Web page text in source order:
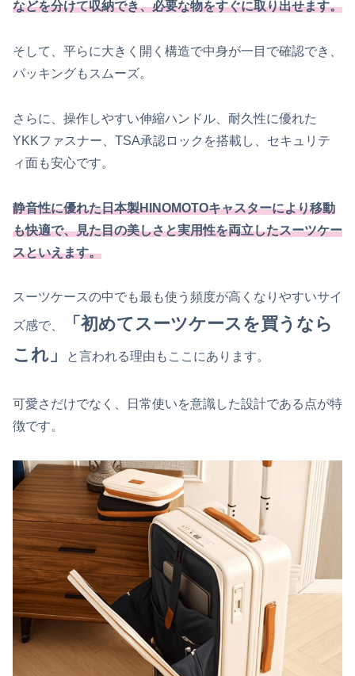
などを分けて収納でき、必要な物をすぐに取り出せます。
そして、平らに大きく開く構造で中身が一目で確認でき、
パッキングもスムーズ。
さらに、操作しやすい伸縮ハンドル、耐久性に優れた
YKKファスナー、TSA承認ロックを搭載し、セキュリテ
ィ面も安心です。
静音性に優れた日本製HINOMOTOキャスターにより移動
も快適で、見た目の美しさと実用性を両立したスーツケー
スといえます。
スーツケースの中でも最も使う頻度が高くなりやすいサイ
ズ感で、
「初めてスーツケースを買うなら
これ」
と言われる理由もここにあります。
可愛さだけでなく、日常使いを意識した設計である点が特
徴です。